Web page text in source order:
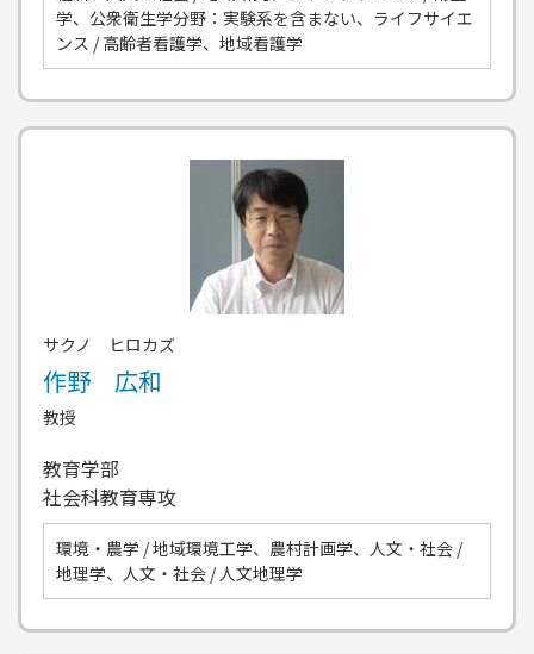
学、公衆衛生学分野：実験系を含まない、ライフサイエ
ンス / 高齢者看護学、地域看護学
サクノ ヒロカズ
作野 広和
教授
教育学部
社会科教育専攻
環境・農学 / 地域環境工学、農村計画学、人文・社会 /
地理学、人文・社会 / 人文地理学